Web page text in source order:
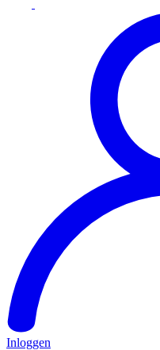
Inloggen